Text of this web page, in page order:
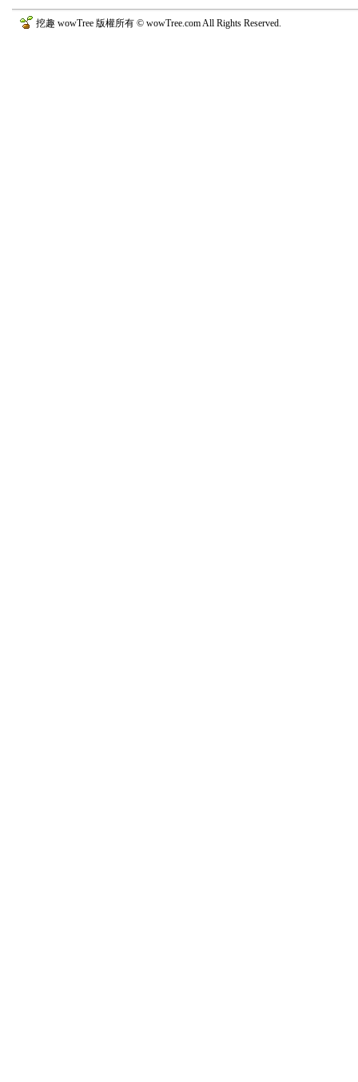
挖趣 wowTree 版權所有 © wowTree.com All Rights Reserved.